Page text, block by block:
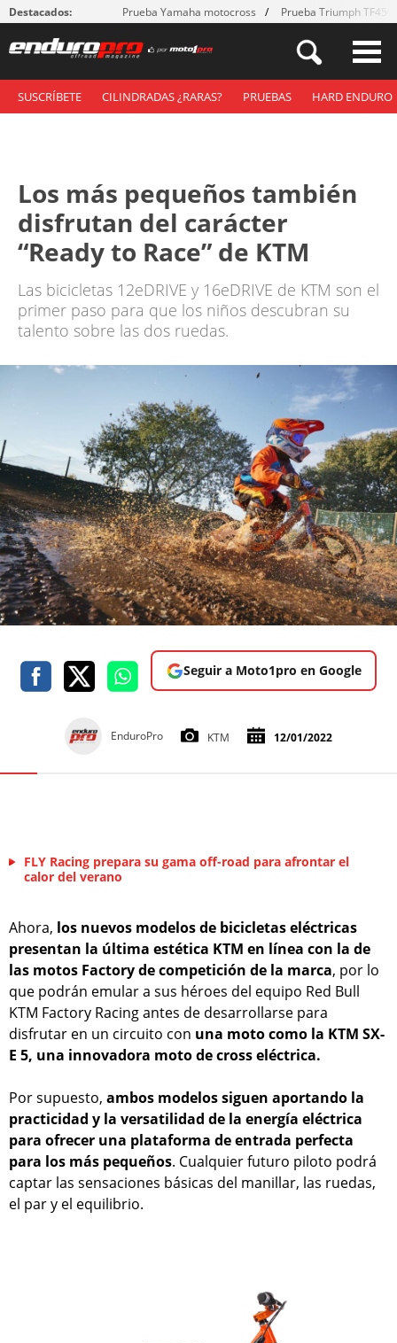
Destacados: Prueba Yamaha motocross Prueba Triumph
SUSCRÍBETE CILINDRADAS ¿RARAS? PRUEBAS HARD ENDURO
Los más pequeños también
disfrutan del carácter
“Ready to Race” de KTM
Las bicicletas 12eDRIVE y 16eDRIVE de KTM son el
primer paso para que los niños descubran su
talento sobre las dos ruedas.
Seguir a Moto1pro en Google
EnduroPro KTM 12/01/2022
FLY Racing prepara su gama off-road para afrontar el
calor del verano
Ahora, los nuevos modelos de bicicletas eléctricas
presentan la última estética KTM en línea con la de
las motos Factory de competición de la marca, por lo
que podrán emular a sus héroes del equipo Red Bull
KTM Factory Racing antes de desarrollarse para
disfrutar en un circuito con una moto como la KTM SX-
E 5, una innovadora moto de cross eléctrica.
Por supuesto, ambos modelos siguen aportando la
practicidad y la versatilidad de la energía eléctrica
para ofrecer una plataforma de entrada perfecta
para los más pequeños. Cualquier futuro piloto podrá
captar las sensaciones básicas del manillar, las ruedas,
el par y el equilibrio.